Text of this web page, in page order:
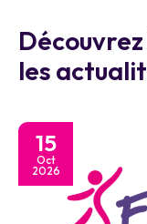
les
15
Oct
2026